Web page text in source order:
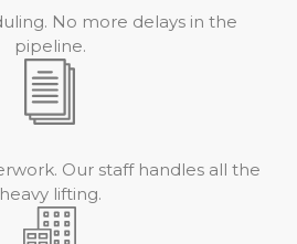
No more delays in the
pipeline.
Our staff handles all the
heavy lifting.